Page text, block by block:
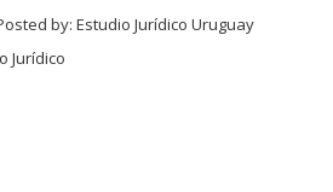
by: Estudio Jurídico Uruguay
Jurídico